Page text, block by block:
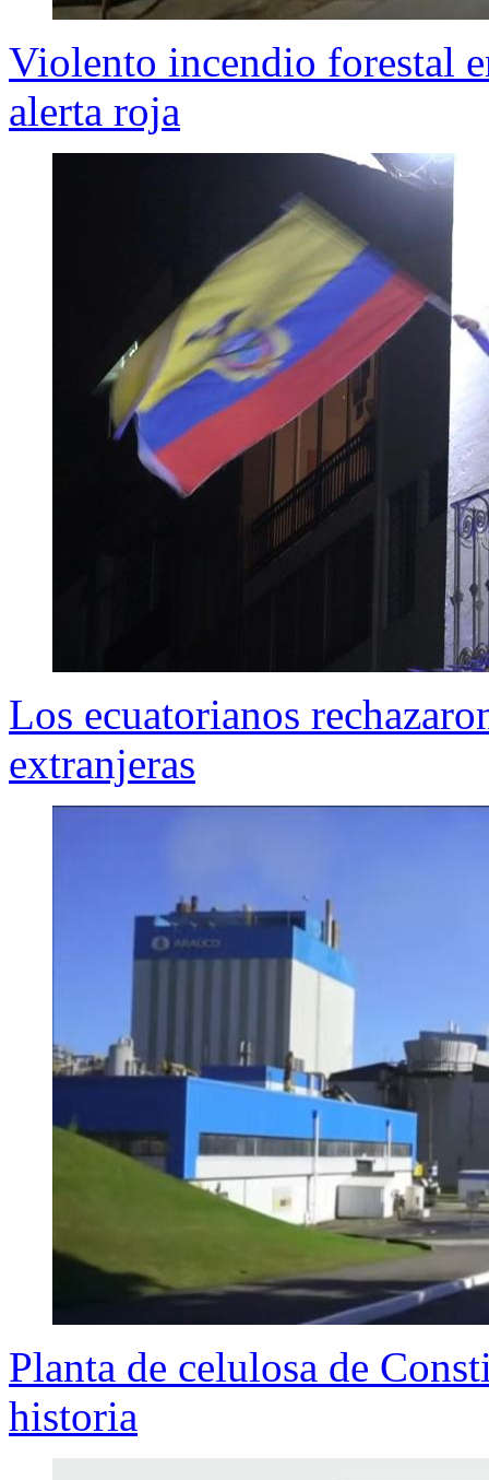
Violento incendio forestal
alerta roja
Los ecuatorianos
extranjeras
Planta de celulosa de
historia